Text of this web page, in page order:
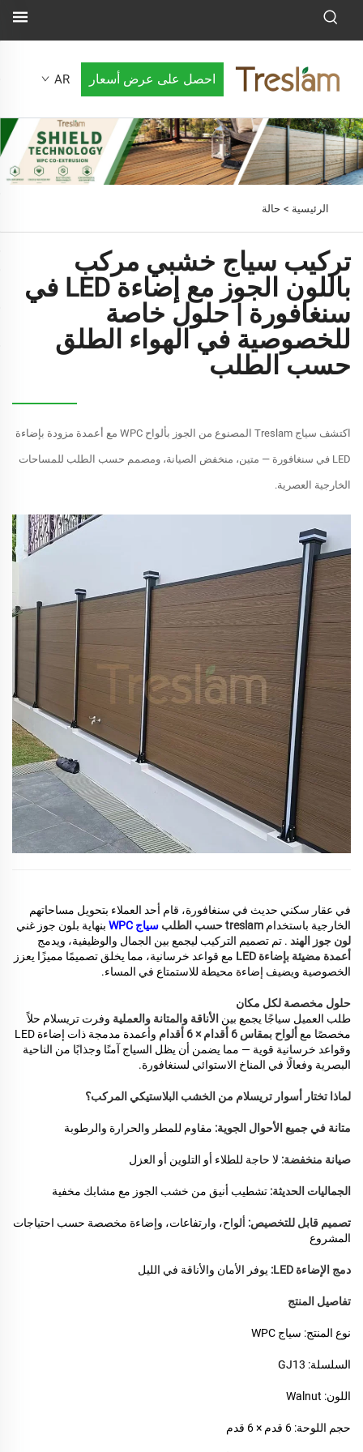
احصل على عرض أسعار AR
الرئيسية > حالة
تركيب سياج خشبي مركب
باللون الجوز مع إضاءة LED في
سنغافورة | حلول خاصة
للخصوصية في الهواء الطلق
حسب الطلب
اكتشف سياج Treslam المصنوع من الجوز بألواح WPC مع أعمدة مزودة بإضاءة
LED في سنغافورة — متين، منخفض الصيانة، ومصمم حسب الطلب للمساحات
الخارجية العصرية.
في عقار سكني حديث في سنغافورة، قام أحد العملاء بتحويل مساحاتهم
الخارجية باستخدام treslam حسب الطلب سياج WPC
بنهاية بلون جوز غني
لون جوز الهند . تم تصميم التركيب ليجمع بين الجمال والوظيفية، ويدمج
أعمدة مضيئة بإضاءة LED
مع قواعد خرسانية، مما يخلق تصميمًا مميزًا يعزز
الخصوصية ويضيف إضاءة محيطة للاستمتاع في المساء.
حلول مخصصة لكل مكان
طلب العميل سياجًا يجمع بين الأناقة والمتانة والعملية وفرت تريسلام حلاً
مخصصًا مع ألواح بمقاس 6 أقدام × 6 أقدام
وأعمدة مدمجة ذات إضاءة LED
وقواعد خرسانية قوية — مما يضمن أن يظل السياج آمنًا وجذابًا من الناحية
البصرية وفعالًا في المناخ الاستوائي لسنغافورة.
لماذا تختار أسوار تريسلام من الخشب البلاستيكي المركب؟
متانة في جميع الأحوال الجوية: مقاوم للمطر والحرارة والرطوبة
صيانة منخفضة: لا حاجة للطلاء أو التلوين أو العزل
الجماليات الحديثة: تشطيب أنيق من خشب الجوز مع مشابك مخفية
تصميم قابل للتخصيص: ألواح، وارتفاعات، وإضاءة مخصصة حسب احتياجات
المشروع
دمج الإضاءة LED: يوفر الأمان والأناقة في الليل
تفاصيل المنتج
نوع المنتج: سياج WPC
السلسلة: GJ13
اللون: Walnut
حجم اللوحة: 6 قدم × 6 قدم